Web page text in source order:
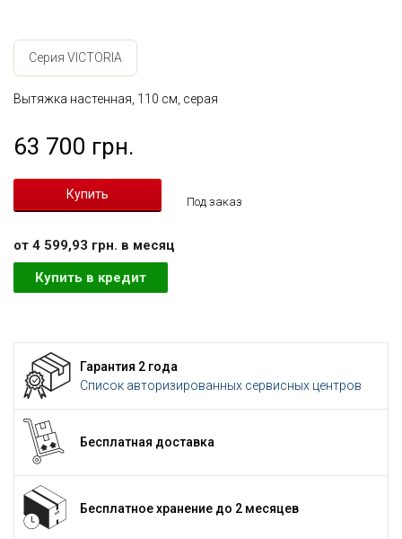
Серия VICTORIA
Вытяжка настенная, 110 см, серая
63 700 грн.
Под заказ
от 4 599,93 грн. в месяц
Купить в кредит
Гарантия 2 года
Список авторизированных сервисных центров
Бесплатная доставка
Бесплатное хранение до 2 месяцев